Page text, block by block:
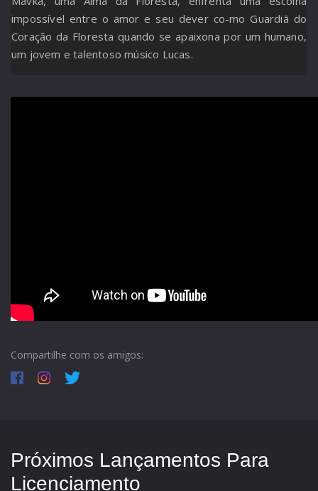
impossível entre o amor e seu dever co-mo Guardiã do
Coração da Floresta quando se apaixona por um humano,
um jovem e talentoso músico Lucas.
Compartilhe com os amigos:
Próximos Lançamentos Para
Licenciamento